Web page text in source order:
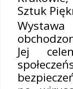
Sztuk
Jej